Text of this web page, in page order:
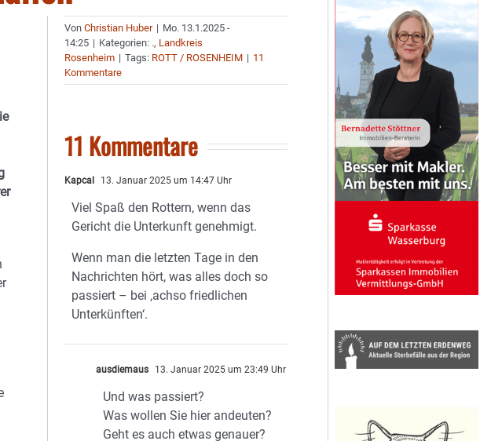
VonChristian Huber | Mo. 13.1.2025 -
14:25 | Kategorien: ., Landkreis
Rosenheim | Tags: ROTT / ROSENHEIM | 11
Kommentare
11 Kommentare
Kapcal 13. Januar 2025 um 14:47 Uhr
Viel Spaß den Rottern, wenn das
Gericht die Unterkunft genehmigt.
Wenn man die letzten Tage in den
Nachrichten hört, was alles doch so
passiert – bei ‚achso friedlichen
Unterkünften‘.
ausdiemaus 13. Januar 2025 um 23:49 Uhr
Und was passiert?
Was wollen Sie hier andeuten?
Geht es auch etwas genauer?